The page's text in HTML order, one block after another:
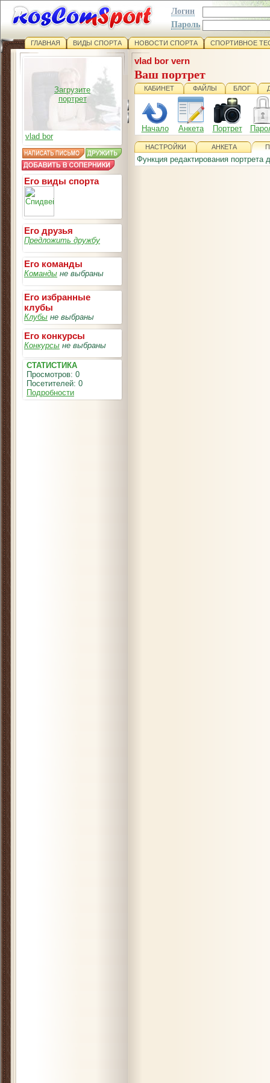
Логин
Пароль
ГЛАВНАЯ ВИДЫ СПОРТА НОВОСТИ СПОРТА СПОРТИВНОЕ
Загрузите
портрет
vlad bor
Его виды спорта
Его друзья
Предложить дружбу
Его команды
Команды не выбраны
Его избранные
клубы
Клубы не выбраны
Его конкурсы
Конкурсы не выбраны
СТАТИСТИКА
Просмотров: 0
Посетителей: 0
Подробности
vlad bor vern
Ваш портрет
КАБИНЕТ ФАЙЛЫ БЛОГ
Начало Анкета Портрет
НАСТРОЙКИ АНКЕТА
Функция редактирования портрета